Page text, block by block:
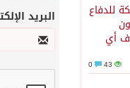
للدفاع
أي
43
البريد